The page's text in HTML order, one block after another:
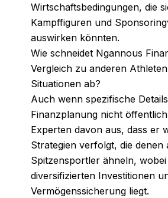
Wirtschaftsbedingungen, die
Kampffiguren und
auswirken könnten.
Wie schneidet Ngannous
Vergleich zu anderen
Situationen ab?
Auch wenn spezifische
Finanzplanung nicht
Experten davon aus, dass er
Strategien verfolgt, die denen
Spitzensportler ähneln,
diversifizierten Investitionen
Vermögenssicherung liegt.